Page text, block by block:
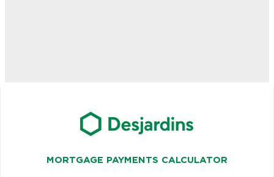
MORTGAGE PAYMENTS CALCULATOR